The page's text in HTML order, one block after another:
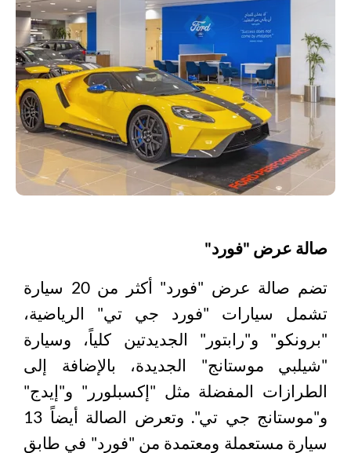
صالة عرض "فورد"
تضم صالة عرض "فورد" أكثر من 20 سيارة
تشمل سيارات "فورد جي تي" الرياضية،
"برونكو" و"رابتور" الجديدتين كلياً، وسيارة
"شيلبي موستانج" الجديدة، بالإضافة إلى
الطرازات المفضلة مثل "إكسبلورر" و"إيدج"
و"موستانج جي تي". وتعرض الصالة أيضاً 13
سيارة مستعملة ومعتمدة من "فورد" في طابق